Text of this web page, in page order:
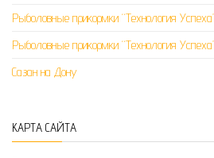
Рыболовные прикормки “Технология
Рыболовные прикормки “Технология
Сазан на Дону
КАРТА САЙТА